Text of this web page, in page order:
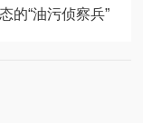
的“油污侦察兵”